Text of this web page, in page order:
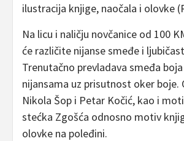
ilustracija knjige, naočala i olovke
Na licu i naličju novčanice od 100
će različite nijanse smeđe i
Trenutačno prevladava smeđa
nijansama uz prisutnost oker
Nikola Šop i Petar Kočić, kao i
stećka Zgošća odnosno motiv
olovke na poleđini.